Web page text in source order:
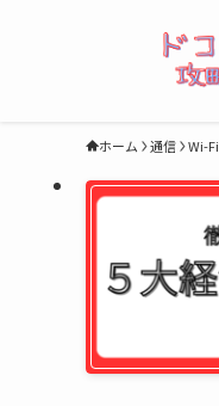
ホーム 通信 Wi-Fi